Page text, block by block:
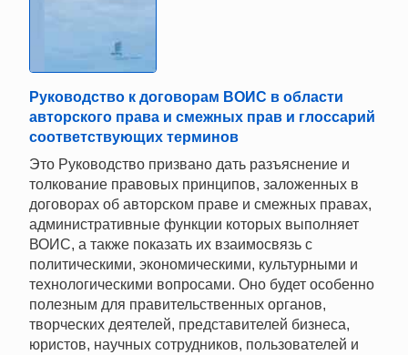
Руководство к договорам ВОИС в области
авторского права и смежных прав и глоссарий
соответствующих терминов
Это Руководство призвано дать разъяснение и
толкование правовых принципов, заложенных в
договорах об авторском праве и смежных правах,
административные функции которых выполняет
ВОИС, а также показать их взаимосвязь с
политическими, экономическими, культурными и
технологическими вопросами. Оно будет особенно
полезным для правительственных органов,
творческих деятелей, представителей бизнеса,
юристов, научных сотрудников, пользователей и